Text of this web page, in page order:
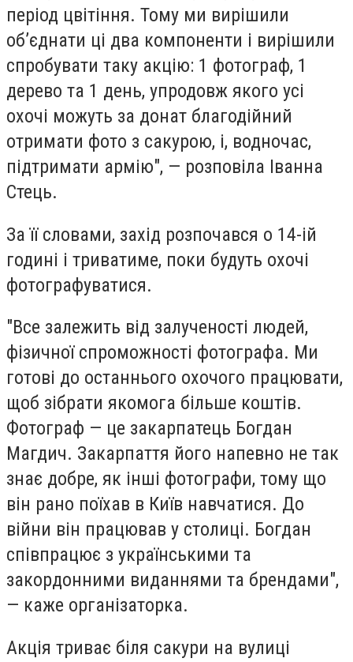
період цвітіння. Тому ми вирішили
об’єднати ці два компоненти і вирішили
спробувати таку акцію: 1 фотограф, 1
дерево та 1 день, упродовж якого усі
охочі можуть за донат благодійний
отримати фото з сакурою, і, водночас,
підтримати армію", — розповіла Іванна
Стець.
За її словами, захід розпочався о 14-ій
годині і триватиме, поки будуть охочі
фотографуватися.
"Все залежить від залученості людей,
фізичної спроможності фотографа. Ми
готові до останнього охочого працювати,
щоб зібрати якомога більше коштів.
Фотограф — це закарпатець Богдан
Магдич. Закарпаття його напевно не так
знає добре, як інші фотографи, тому що
він рано поїхав в Київ навчатися. До
війни він працював у столиці. Богдан
співпрацює з українськими та
закордонними виданнями та брендами",
— каже організаторка.
Акція триває біля сакури на вулиці